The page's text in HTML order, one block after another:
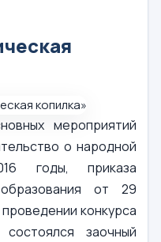
мероприятий
о народной
годы, приказа
от 29
конкурса
заочный